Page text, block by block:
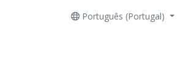
Português (Portugal)